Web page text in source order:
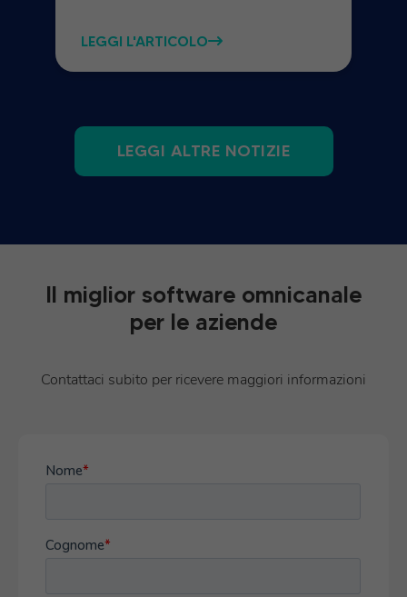
LEGGI L'ARTICOLO
LEGGI ALTRE NOTIZIE
Il miglior software omnicanale
per le aziende
Contattaci subito per ricevere maggiori informazioni